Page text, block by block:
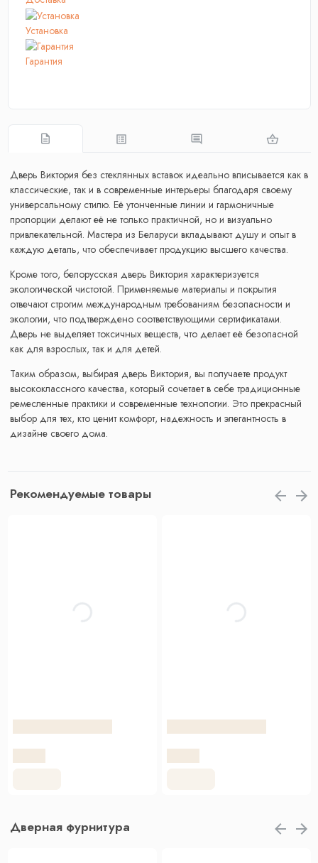
Установка
Гарантия
Дверь Виктория без стеклянных вставок идеально вписывается как в
классические, так и в современные интерьеры благодаря своему
универсальному стилю. Её утонченные линии и гармоничные
пропорции делают её не только практичной, но и визуально
привлекательной. Мастера из Беларуси вкладывают душу и опыт в
каждую деталь, что обеспечивает продукцию высшего качества.
Кроме того, белорусская дверь Виктория характеризуется
экологической чистотой. Применяемые материалы и покрытия
отвечают строгим международным требованиям безопасности и
экологии, что подтверждено соответствующими сертификатами.
Дверь не выделяет токсичных веществ, что делает её безопасной
как для взрослых, так и для детей.
Таким образом, выбирая дверь Виктория, вы получаете продукт
высококлассного качества, который сочетает в себе традиционные
ремесленные практики и современные технологии. Это прекрасный
выбор для тех, кто ценит комфорт, надежность и элегантность в
дизайне своего дома.
Рекомендуемые товары
Дверная фурнитура